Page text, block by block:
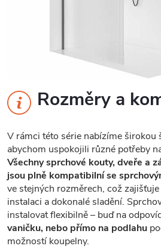
Rozměry a
V rámci této série nabízíme širokou
abychom uspokojili různé potřeby
Všechny sprchové kouty, dveře a
jsou plně kompatibilní se
ve stejných rozměrech, což
instalaci a dokonalé sladění.
instalovat flexibilně – buď na
vaničku, nebo přímo na podlahu
možností koupelny.